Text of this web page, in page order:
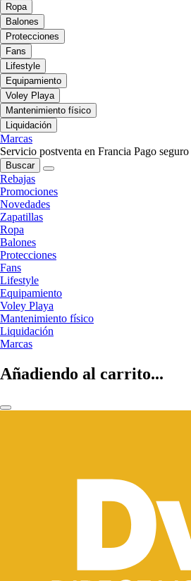
Ropa
Balones
Protecciones
Fans
Lifestyle
Equipamiento
Voley Playa
Mantenimiento físico
Liquidación
Marcas
Servicio postventa en Francia Pago seguro
Buscar
Rebajas
Promociones
Novedades
Zapatillas
Ropa
Balones
Protecciones
Fans
Lifestyle
Equipamiento
Voley Playa
Mantenimiento físico
Liquidación
Marcas
Añadiendo al carrito...